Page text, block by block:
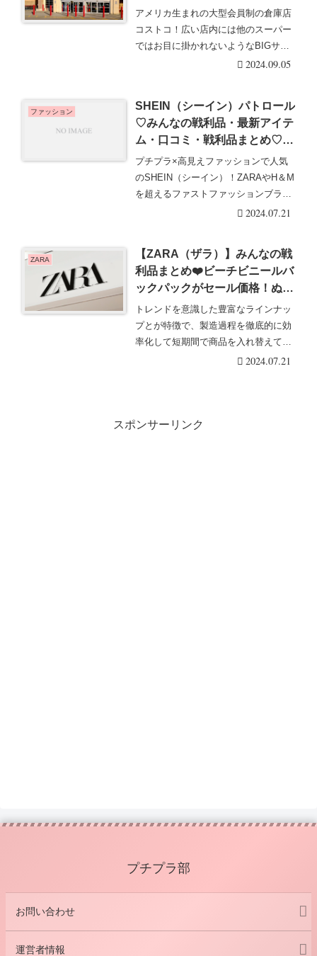
して人気【9月5日更新】
アメリカ生まれの大型会員制の倉庫店
コストコ！広い店内には他のスーパー
ではお目に掛かれないようなBIGサイ
ズの商品がいっぱ・・・続きを読む
2024.09.05
ファッション
SHEIN（シーイン）パトロール
♡みんなの戦利品・最新アイテ
ム・口コミ・戦利品まとめ♡7
月14日更新
プチプラ×高見えファッションで人気
のSHEIN（シーイン）！ZARAやH＆M
を超えるファストファッションブラン
ドとして、・・・続きを読む2024.07.21
ZARA
【ZARA（ザラ）】みんなの戦
利品まとめ❤️ビーチビニールバ
ックパックがセール価格！ぬい
ぐるみ用にもオススメ！7月14
日 更新
トレンドを意識した豊富なラインナッ
プとが特徴で、製造過程を徹底的に効
率化して短期間で商品を入れ替えてい
る ZARA（ザラ・・・続きを読む
2024.07.21
スポンサーリンク
プチプラ部
お問い合わせ
運営者情報